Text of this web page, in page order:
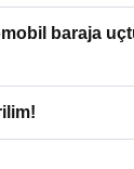
baraja